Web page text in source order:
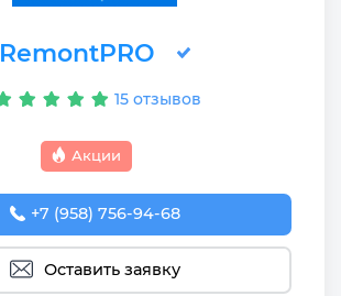
RemontPRO
15 отзывов
Акции
+7 (958) 756-94-68
Оставить заявку